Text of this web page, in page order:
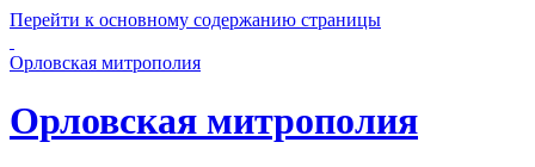
Перейти к основному содержанию страницы
Орловская митрополия
Орловская митрополия